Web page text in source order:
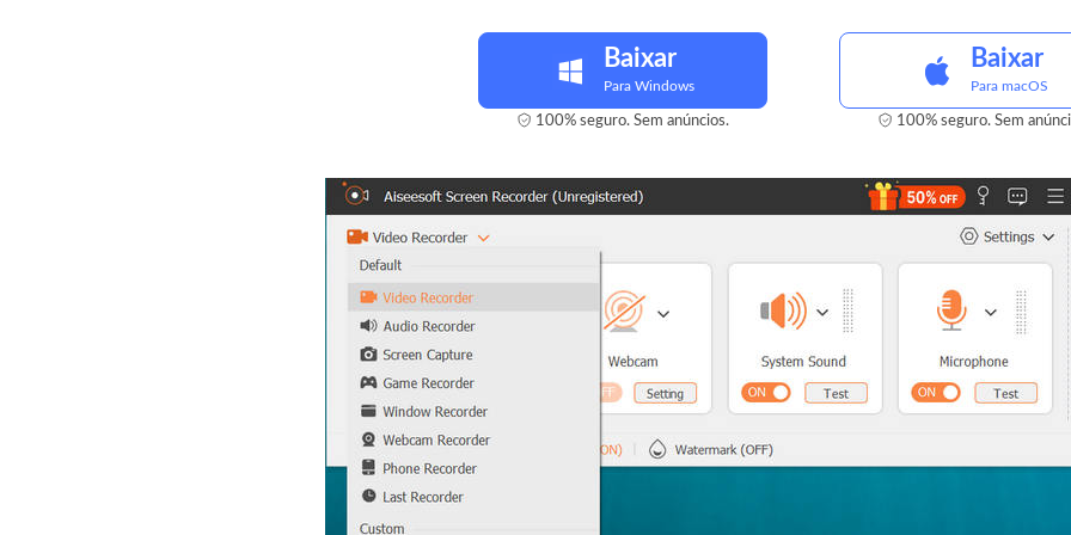
Baixar
Para Windows
100% seguro. Sem anúncios.
Baixar
Para macOS
100% seguro. Sem